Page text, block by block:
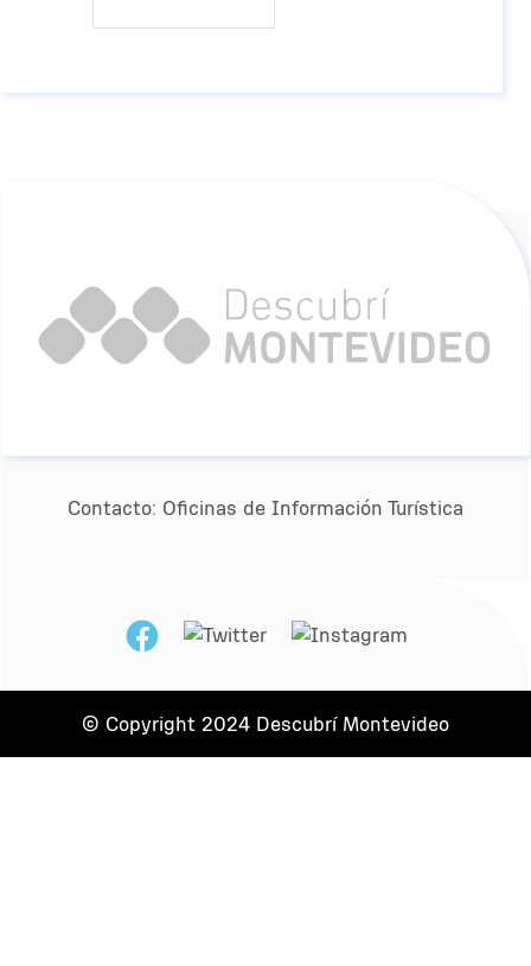
Contacto: Oﬁcinas de Información Turística
© Copyright 2024 Descubrí Montevideo